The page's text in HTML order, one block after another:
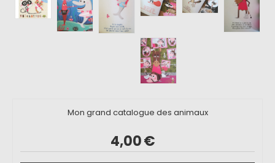
Mon grand catalogue des animaux
4,00€